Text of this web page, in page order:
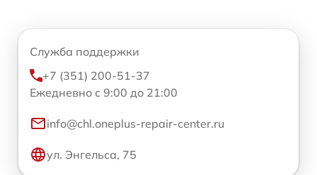
Служба поддержки
+7 (351) 200-51-37
Ежедневно с 9:00 до 21:00
info@chl.oneplus-repair-center.ru
ул. Энгельса, 75